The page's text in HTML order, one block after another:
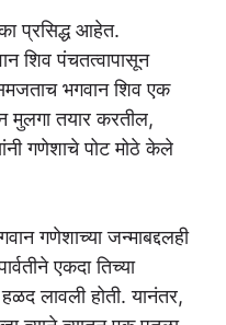
प्रसिद्ध आहेत.
शिव पंचतत्वापासून
भगवान शिव एक
तयार करतील,
गणेशाचे पोट मोठे केले
गणेशाच्या जन्माबद्दलही
एकदा तिच्या
लावली होती. यानंतर,